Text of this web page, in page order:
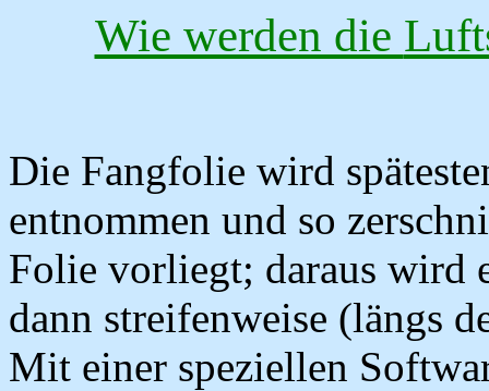
Wie werden die
Die Fangfolie wird
entnommen und so
Folie vorliegt; daraus wird
dann streifenweise (längs
Mit einer speziellen